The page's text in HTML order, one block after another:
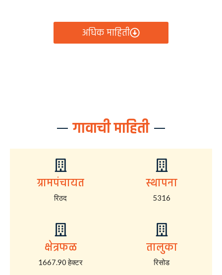
अधिक माहिती
गावाची माहिती
ग्रामपंचायत
रिठद
स्थापना
5316
क्षेत्रफळ
1667.90 हेक्टर
तालुका
रिसोड